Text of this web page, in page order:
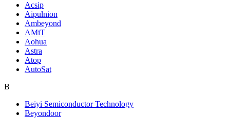
Acsip
Aipulnion
Ambeyond
AMiT
Aohua
Astra
Atop
AutoSat
B
Beiyi Semiconductor Technology
Beyondoor